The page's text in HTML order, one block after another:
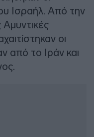
Ισραήλ. Από την
Αμυντικές
οι
από το Ιράν και